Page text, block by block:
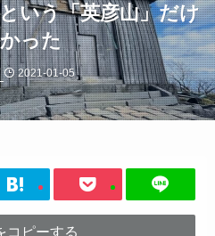
いう「英彦山」だけ
った
2021-01-05
コピーする